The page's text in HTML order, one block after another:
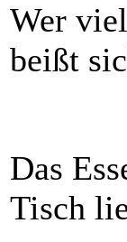
Wer
beißt
Das
Tisch